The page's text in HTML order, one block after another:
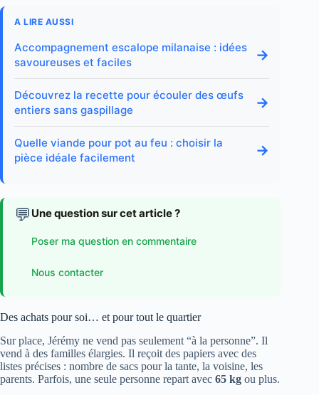
A LIRE AUSSI
Accompagnement escalope milanaise : idées
savoureuses et faciles
→
Découvrez la recette pour écouler des œufs
entiers sans gaspillage
→
Quelle viande pour pot au feu : choisir la
pièce idéale facilement
→
💬 Une question sur cet article ?
Poser ma question en commentaire
Nous contacter
Des achats pour soi… et pour tout le quartier
Sur place, Jérémy ne vend pas seulement “à la personne”. Il
vend à des familles élargies. Il reçoit des papiers avec des
listes précises : nombre de sacs pour la tante, la voisine, les
parents. Parfois, une seule personne repart avec 65 kg ou plus.